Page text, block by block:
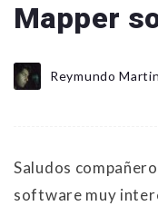
Mapper
Reymundo
Saludos
software muy